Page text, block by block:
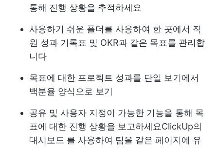
통해 진행 상황을 추적하세요
사용하기 쉬운 폴더를 사용하여 한 곳에서 직
원 성과 기록표 및 OKR과 같은 목표를 관리합
니다
목표에 대한 프로젝트 성과를 단일 보기에서
백분율 양식으로 보기
공유 및 사용자 지정이 가능한 기능을 통해 목
표에 대한 진행 상황을 보고하세요ClickUp의
대시보드 를 사용하여 팀을 같은 페이지에 유